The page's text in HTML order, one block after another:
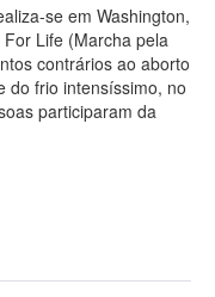
se em Washington,
Life (Marcha pela
contrários ao aborto
do frio intensíssimo, no
participaram da